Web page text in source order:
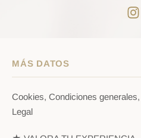
MÁS DATOS
Cookies, Condiciones
Legal